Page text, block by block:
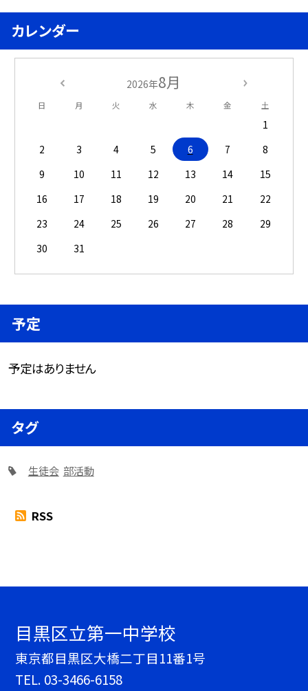
カレンダー
2026年8月
日 月 火 水 木 金 土
1
2
3 4 5 6 7
8
9
10 11 12 13 14
15
16
17 18 19 20 21
22
23
24 25 26 27 28
29
30
31
予定
予定はありません
タグ
生徒会 部活動
RSS
目黒区立第一中学校
東京都目黒区大橋二丁目11番1号
TEL. 03-3466-6158